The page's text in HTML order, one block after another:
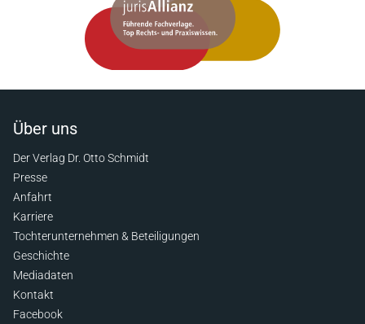
Über uns
Der Verlag Dr. Otto Schmidt
Presse
Anfahrt
Karriere
Tochterunternehmen & Beteiligungen
Geschichte
Mediadaten
Kontakt
Facebook